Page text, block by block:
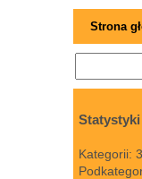
Strona
Kategorii: